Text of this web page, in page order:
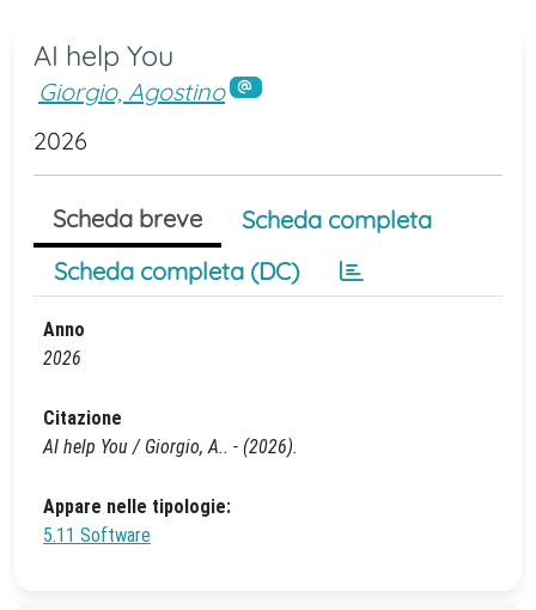
AI help You
Giorgio, Agostino
2026
Scheda breve
Scheda completa
Scheda completa (DC)
Anno
2026
Citazione
AI help You / Giorgio, A.. - (2026).
Appare nelle tipologie:
5.11 Software